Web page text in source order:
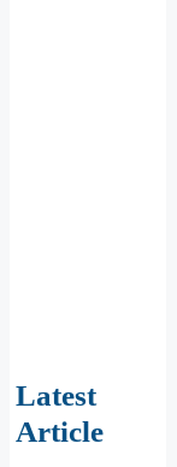
Latest
Article